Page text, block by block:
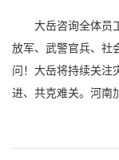
大岳咨询全体员
放军、武警官兵、社
问！大岳将持续关注
进、共克难关。河南